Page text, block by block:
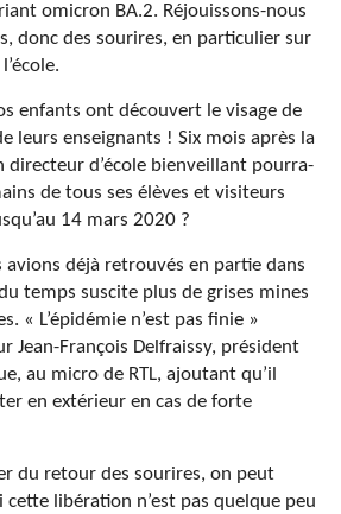
omicron BA.2. Réjouissons-nous
donc des sourires, en particulier sur
enfants ont découvert le visage de
leurs enseignants ! Six mois après la
directeur d’école bienveillant pourra-
de tous ses élèves et visiteurs
14 mars 2020 ?
avions déjà retrouvés en partie dans
temps suscite plus de grises mines
« L’épidémie n’est pas finie »
Jean-François Delfraissy, président
au micro de RTL, ajoutant qu’il
en extérieur en cas de forte
du retour des sourires, on peut
cette libération n’est pas quelque peu